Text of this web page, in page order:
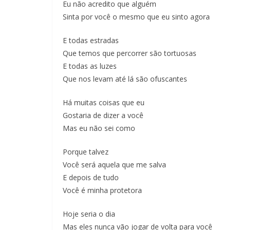
Eu não acredito que alguém
Sinta por você o mesmo que eu sinto agora
E todas estradas
Que temos que percorrer são tortuosas
E todas as luzes
Que nos levam até lá são ofuscantes
Há muitas coisas que eu
Gostaria de dizer a você
Mas eu não sei como
Porque talvez
Você será aquela que me salva
E depois de tudo
Você é minha protetora
Hoje seria o dia
Mas eles nunca vão jogar de volta para você